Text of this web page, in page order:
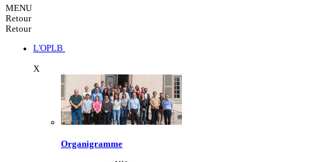
MENU
Retour
Retour
L'OPLB
X
Organigramme